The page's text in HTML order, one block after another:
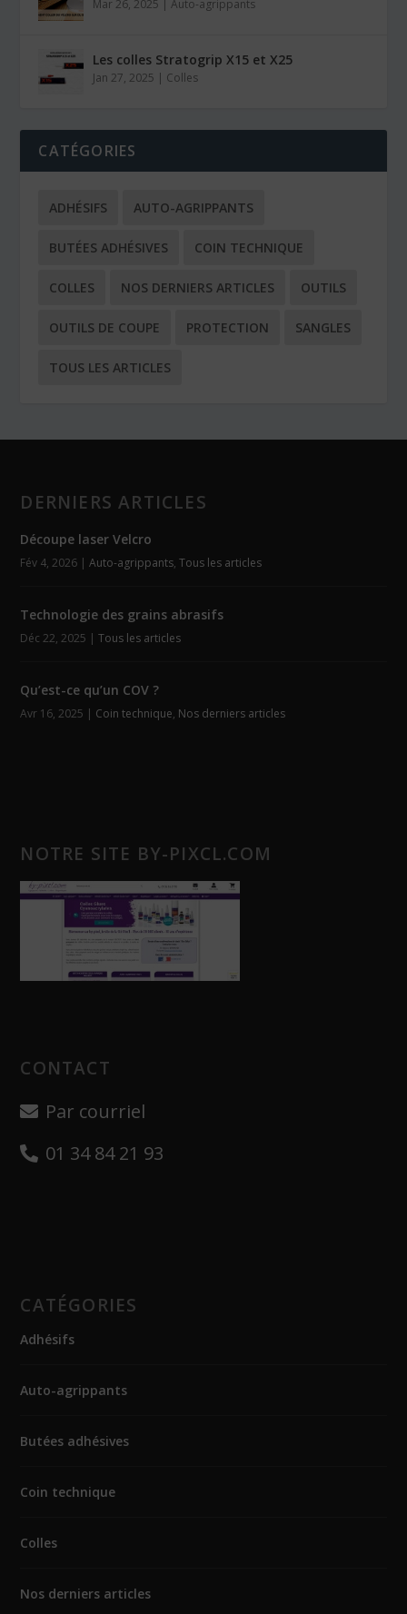
Mar 26, 2025 |Auto-agrippants
Les colles Stratogrip X15 et X25
Jan 27, 2025 Colles
CATÉGORIES
ADHÉSIFS AUTO-AGRIPPANTS
BUTÉES ADHÉSIVES COIN TECHNIQUE
COLLES NOS DERNIERS ARTICLES OUTILS
OUTILS DE COUPE PROTECTION SANGLES
TOUS LES ARTICLES
DERNIERS ARTICLES
Découpe laser Velcro
Fév 4, 2026 |Auto-agrippants,Tous les articles
Technologie des grains abrasifs
Déc 22, 2025 |Tous les articles
Qu’est-ce qu’un COV ?
Avr 16, 2025 Coin technique, Nos derniers articles
NOTRE SITE BY-PIXCL.COM
CONTACT
Par courriel
01 34 84 21 93
CATÉGORIES
Adhésifs
Auto-agrippants
Butées adhésives
Coin technique
Colles
Nos derniers articles